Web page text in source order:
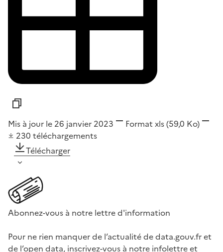
Mis à jour le 26 janvier 2023 Format xls(59,0 Ko)
230 téléchargements
Télécharger
Abonnez-vous à notre lettre d'information
Pour ne rien manquer de l’actualité de data.gouv.fr et
de l’open data, inscrivez-vous à notre infolettre et